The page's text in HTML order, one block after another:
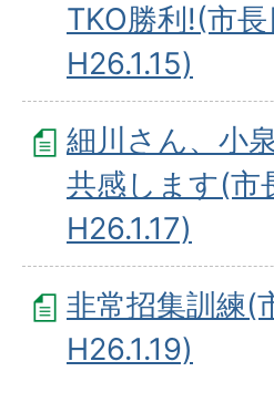
TKO勝利!(市
H26.1.15)
細川さん、小
共感します(市
H26.1.17)
非常招集訓練(
H26.1.19)